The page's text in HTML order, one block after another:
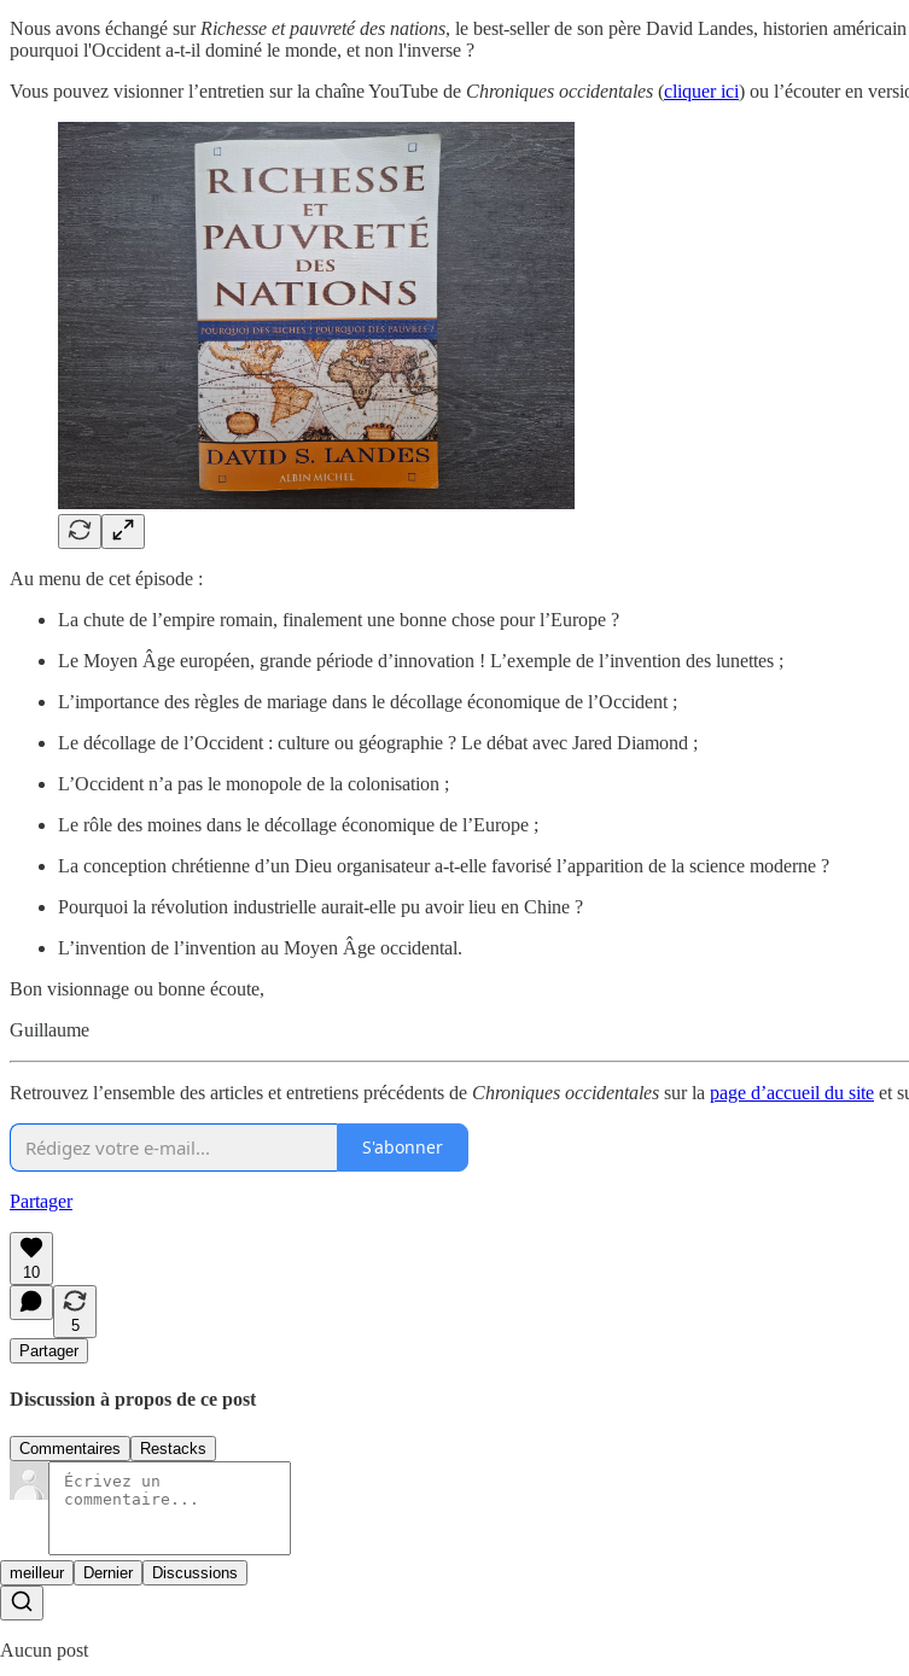
Nous avons échangé sur Richesse et pauvreté des nations, le best-seller de son père David Landes, historien
pourquoi l'Occident a-t-il dominé le monde, et non l'inverse ?
Vous pouvez visionner l’entretien sur la chaîne YouTube de Chroniques occidentales (cliquer ici) ou l’écouter en
Au menu de cet épisode :
La chute de l’empire romain, finalement une bonne chose pour l’Europe ?
Le Moyen Âge européen, grande période d’innovation ! L’exemple de l’invention des lunettes ;
L’importance des règles de mariage dans le décollage économique de l’Occident ;
Le décollage de l’Occident : culture ou géographie ? Le débat avec Jared Diamond ;
L’Occident n’a pas le monopole de la colonisation ;
Le rôle des moines dans le décollage économique de l’Europe ;
La conception chrétienne d’un Dieu organisateur a-t-elle favorisé l’apparition de la science moderne ?
Pourquoi la révolution industrielle aurait-elle pu avoir lieu en Chine ?
L’invention de l’invention au Moyen Âge occidental.
Bon visionnage ou bonne écoute,
Guillaume
Retrouvez l’ensemble des articles et entretiens précédents de Chroniques occidentales sur la page d’accueil du site et
S'abonner
Partager
10
5
Partager
Discussion à propos de ce post
Commentaires Restacks
meilleur Dernier Discussions
Aucun post